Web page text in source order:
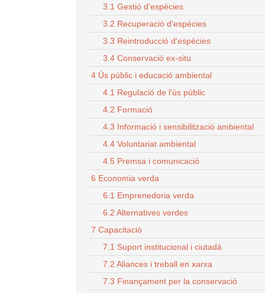
3.1 Gestió d'espècies
3.2 Recuperació d'espècies
3.3 Reintroducció d'espècies
3.4 Conservació ex-situ
4 Ús públic i educació ambiental
4.1 Regulació de l'ús públic
4.2 Formació
4.3 Informació i sensibilització ambiental
4.4 Voluntariat ambiental
4.5 Premsa i comunicació
6 Economia verda
6.1 Emprenedoria verda
6.2 Alternatives verdes
7 Capacitació
7.1 Suport institucional i ciutadà
7.2 Aliances i treball en xarxa
7.3 Finançament per la conservació